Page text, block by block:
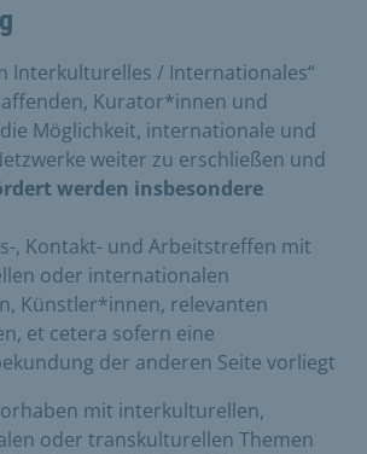
Interkulturelles / Internationales“
Kurator*innen und
Möglichkeit, internationale und
weiter zu erschließen und
werden insbesondere
, Kontakt- und Arbeitstreffen mit
oder internationalen
Künstler*innen, relevanten
et cetera sofern eine
der anderen Seite vorliegt
mit interkulturellen,
oder transkulturellen Themen